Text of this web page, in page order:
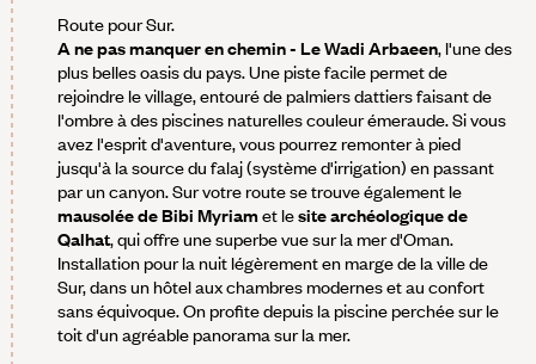
Route pour Sur.
A ne pas manquer en chemin - Le Wadi Arbaeen, l'une des
plus belles oasis du pays. Une piste facile permet de
rejoindre le village, entouré de palmiers dattiers faisant de
l'ombre à des piscines naturelles couleur émeraude. Si vous
avez l'esprit d'aventure, vous pourrez remonter à pied
jusqu'à la source du falaj (système d'irrigation) en passant
par un canyon. Sur votre route se trouve également le
mausolée de Bibi Myriamet lesite archéologique de
Qalhat, qui offre une superbe vue sur la mer d'Oman.
Installation pour la nuit légèrement en marge de la ville de
Sur, dans un hôtel aux chambres modernes et au confort
sans équivoque. On profite depuis la piscine perchée sur le
toit d'un agréable panorama sur la mer.